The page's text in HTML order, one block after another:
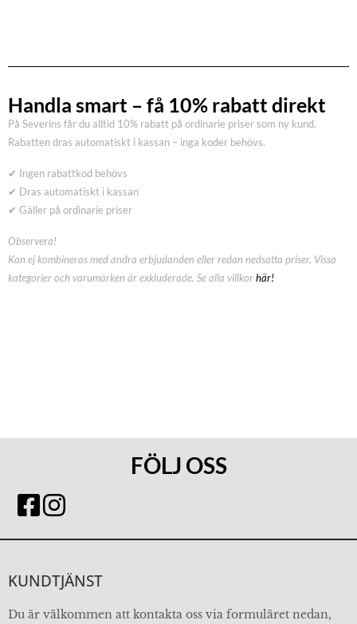
Handla smart – få 10% rabatt direkt
På Severins får du alltid 10% rabatt på ordinarie priser som ny kund.
Rabatten dras automatiskt i kassan – inga koder behövs.
✔ Ingen rabattkod behövs
✔ Dras automatiskt i kassan
✔ Gäller på ordinarie priser
Observera!
Kan ej kombineras med andra erbjudanden eller redan nedsatta priser. Vissa
kategorier och varumärken är exkluderade. Se alla villkorhär!
FÖLJ OSS
KUNDTJÄNST
Du är välkommen att kontakta oss via formuläret nedan,